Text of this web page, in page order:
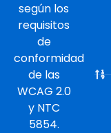
según los
requisitos
de
conformidad
de las
WCAG 2.0
y NTC
5854.